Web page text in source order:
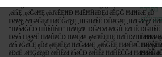
ĦđđĢ
,ēĕĥĘ ,ęĕĜėĦĘ ęĕďĕĚĘĦĐ ĦđĚĦĤĕĐĘđ ěĚĢĞ ĦđĦĕėĘ ęĎ
Đčĕčĝ čđĢĕĞĘđ ĦđČĜďĝĘ ,ĦĠĦđĥĚ ĐĤĕĢĕĘ ,ĦđĢđčģč
"ĦĕĥđĜČĐ ĦĤĥĤĥĐ" ĦđĕĘđē .ĐĞčĐđ ěđĢĤ ĖđĦĚ ĐĜĦĥĚ
Đčėĥ ĦĝĝčĚ ĦđĕĤēČĐ ĦĕĕĘđē .ęĕďĕĚĘĦĘ ĦđĤĐčĦĚđ
đčĥ ěĠđČĘ ęĎđ ęĕĘĕĚĘđ ĦđĜđđėĘ ,ęĕĥĞĚĘ ĦđĕĤēČ
ĕĐđĒ .ĕĦĢđčģĐ čēĤĚčđ ĕĥĕČĐ čēĤĚč ĦđĤĚČĜđ ĦđčĦėĜ
בחברת